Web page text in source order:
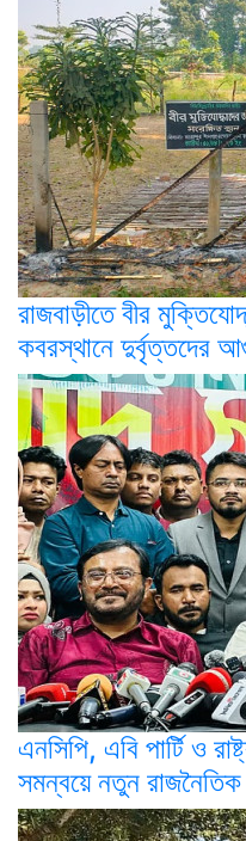
রাজবাড়ীতে বীর
কবরস্থানে দুর্বৃত্তদের
এনসিপি, এবি পার্টি ও
সমন্বয়ে নতুন